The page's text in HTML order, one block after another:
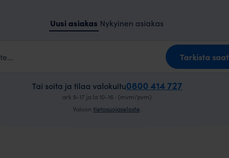
Uusi asiakas Nykyinen asiakas
Tarkista
Tai soita ja tilaa valokuitu0800 414 727
ark 9-17 ja la 10-16 · (mvm/pvm)
Valoon tietosuojaseloste